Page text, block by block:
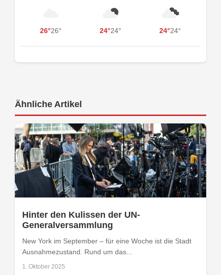
26°26° 24°24° 24°24°
Ähnliche Artikel
Hinter den Kulissen der UN-
Generalversammlung
New York im September – für eine Woche ist die Stadt
Ausnahmezustand. Rund um das...
1. Oktober 2025